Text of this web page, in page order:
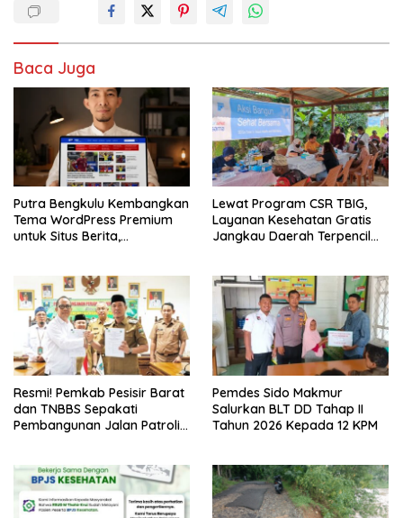
Baca Juga
Putra Bengkulu Kembangkan
Tema WordPress Premium
untuk Situs Berita,
Lewat Program CSR TBIG,
Layanan Kesehatan Gratis
Jangkau Daerah Terpencil
Resmi! Pemkab Pesisir Barat
dan TNBBS Sepakati
Pembangunan Jalan Patroli
Pemdes Sido Makmur
Salurkan BLT DD Tahap II
Tahun 2026 Kepada 12 KPM